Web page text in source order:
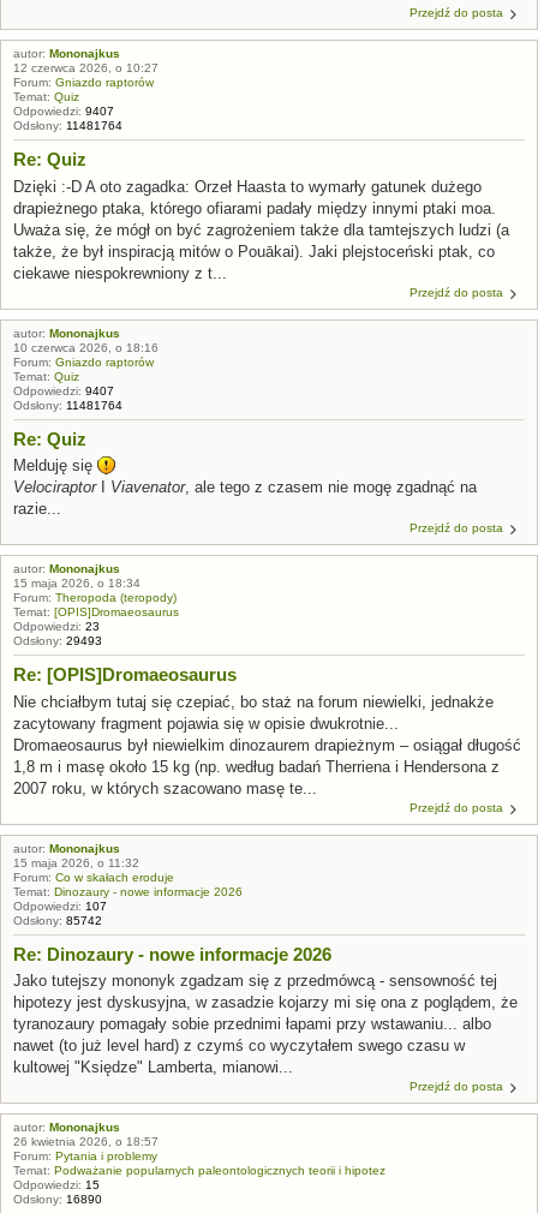
Przejdź do posta
autor: Mononajkus
12 czerwca 2026, o 10:27
Forum: Gniazdo raptorów
Temat: Quiz
Odpowiedzi: 9407
Odsłony: 11481764
Re: Quiz
Dzięki :-D A oto zagadka: Orzeł Haasta to wymarły gatunek dużego
drapieżnego ptaka, którego ofiarami padały między innymi ptaki moa.
Uważa się, że mógł on być zagrożeniem także dla tamtejszych ludzi (a
także, że był inspiracją mitów o Pouākai). Jaki plejstoceński ptak, co
ciekawe niespokrewniony z t...
Przejdź do posta
autor: Mononajkus
10 czerwca 2026, o 18:16
Forum: Gniazdo raptorów
Temat: Quiz
Odpowiedzi: 9407
Odsłony: 11481764
Re: Quiz
Melduję się
VelociraptorI Viavenator, ale tego z czasem nie mogę zgadnąć na
razie...
Przejdź do posta
autor: Mononajkus
15 maja 2026, o 18:34
Forum: Theropoda (teropody)
Temat: [OPIS]Dromaeosaurus
Odpowiedzi: 23
Odsłony: 29493
Re: [OPIS]Dromaeosaurus
Nie chciałbym tutaj się czepiać, bo staż na forum niewielki, jednakże
zacytowany fragment pojawia się w opisie dwukrotnie...
Dromaeosaurus był niewielkim dinozaurem drapieżnym – osiągał długość
1,8 m i masę około 15 kg (np. według badań Therriena i Hendersona z
2007 roku, w których szacowano masę te...
Przejdź do posta
autor: Mononajkus
15 maja 2026, o 11:32
Forum: Co w skałach eroduje
Temat: Dinozaury - nowe informacje 2026
Odpowiedzi: 107
Odsłony: 85742
Re: Dinozaury - nowe informacje 2026
Jako tutejszy mononyk zgadzam się z przedmówcą - sensowność tej
hipotezy jest dyskusyjna, w zasadzie kojarzy mi się ona z poglądem, że
tyranozaury pomagały sobie przednimi łapami przy wstawaniu... albo
nawet (to już level hard) z czymś co wyczytałem swego czasu w
kultowej "Księdze" Lamberta, mianowi...
Przejdź do posta
autor: Mononajkus
26 kwietnia 2026, o 18:57
Forum: Pytania i problemy
Temat: Podważanie popularnych paleontologicznych teorii i hipotez
Odpowiedzi: 15
Odsłony: 16890